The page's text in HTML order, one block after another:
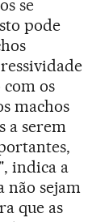
se
pode
com os
machos
a serem
indica a
não sejam
que as